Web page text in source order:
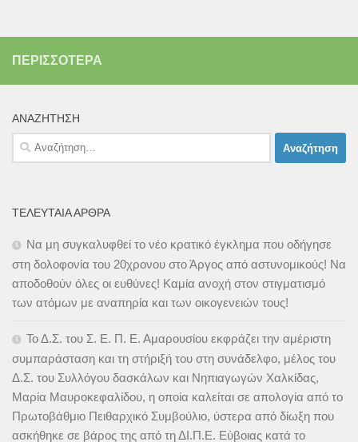
ΠΕΡΙΣΣΌΤΕΡΑ
ΑΝΑΖΉΤΗΣΗ
Αναζήτηση
για:
ΤΕΛΕΥΤΑΊΑ ΆΡΘΡΑ
Να μη συγκαλυφθεί το νέο κρατικό έγκλημα που οδήγησε
στη δολοφονία του 20χρονου στο Άργος από αστυνομικούς! Να
αποδοθούν όλες οι ευθύνες! Καμία ανοχή στον στιγματισμό
των ατόμων με αναπηρία και των οικογενειών τους!
Το Δ.Σ. του Σ. Ε. Π. Ε. Αμαρουσίου εκφράζει την αμέριστη
συμπαράσταση και τη στήριξή του στη συνάδελφο, μέλος του
Δ.Σ. του Συλλόγου δασκάλων και Νηπιαγωγών Χαλκίδας,
Μαρία Μαυροκεφαλίδου, η οποία καλείται σε απολογία από το
Πρωτοβάθμιο Πειθαρχικό Συμβούλιο, ύστερα από δίωξη που
ασκήθηκε σε βάρος της από τη ΔΙ.Π.Ε. Εύβοιας κατά το